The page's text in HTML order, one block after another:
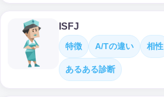
ISFJ
特徴 A/Tの違い 相性
あるある診断